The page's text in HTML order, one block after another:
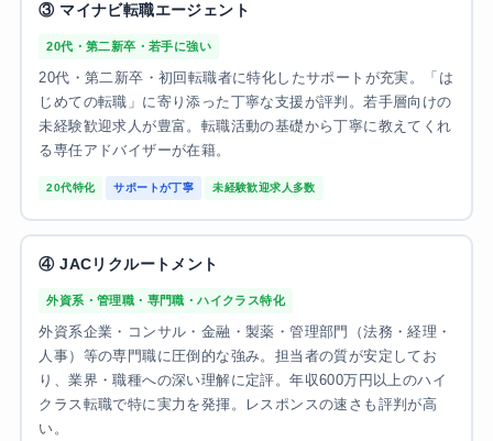
③ マイナビ転職エージェント
20代・第二新卒・若手に強い
20代・第二新卒・初回転職者に特化したサポートが充実。「は
じめての転職」に寄り添った丁寧な支援が評判。若手層向けの
未経験歓迎求人が豊富。転職活動の基礎から丁寧に教えてくれ
る専任アドバイザーが在籍。
20代特化 サポートが丁寧 未経験歓迎求人多数
④ JACリクルートメント
外資系・管理職・専門職・ハイクラス特化
外資系企業・コンサル・金融・製薬・管理部門（法務・経理・
人事）等の専門職に圧倒的な強み。担当者の質が安定してお
り、業界・職種への深い理解に定評。年収600万円以上のハイ
クラス転職で特に実力を発揮。レスポンスの速さも評判が高
い。